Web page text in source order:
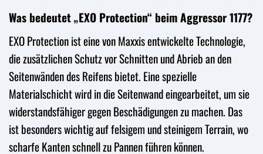
Was bedeutet „EXO Protection“ beim Aggressor 1177?
EXO Protection ist eine von Maxxis entwickelte Technologie,
die zusätzlichen Schutz vor Schnitten und Abrieb an den
Seitenwänden des Reifens bietet. Eine spezielle
Materialschicht wird in die Seitenwand eingearbeitet, um sie
widerstandsfähiger gegen Beschädigungen zu machen. Das
ist besonders wichtig auf felsigem und steinigem Terrain, wo
scharfe Kanten schnell zu Pannen führen können.